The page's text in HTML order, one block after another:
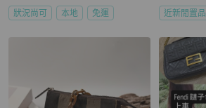
狀況尚可 本地 免運 近新閒置品